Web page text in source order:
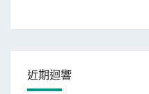
近期迴響